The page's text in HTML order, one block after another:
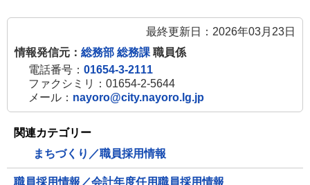
最終更新日：2026年03月23日
情報発信元： 総務部 総務課 職員係
電話番号： 01654-3-2111
ファクシミリ：01654-2-5644
メール： nayoro@city.nayoro.lg.jp
関連カテゴリー
まちづくり／職員採用情報
職員採用情報／会計年度任用職員採用情報